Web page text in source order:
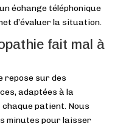
échange téléphonique
d’évaluer la situation.
fait mal à
repose sur des
adaptées à la
chaque patient. Nous
minutes pour laisser